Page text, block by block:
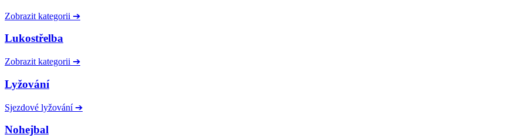
Zobrazit kategorii ➔
Lukostřelba
Zobrazit kategorii ➔
Lyžování
Sjezdové lyžování ➔
Nohejbal